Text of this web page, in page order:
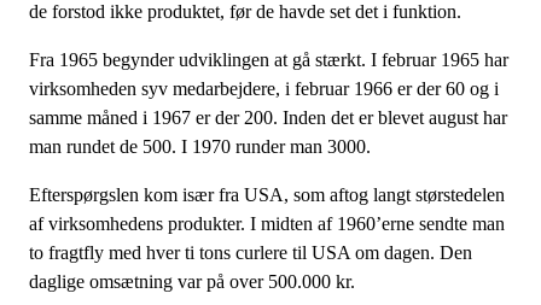
de forstod ikke produktet, før de havde set det i funktion.
Fra 1965 begynder udviklingen at gå stærkt. I februar 1965 har
virksomheden syv medarbejdere, i februar 1966 er der 60 og i
samme måned i 1967 er der 200. Inden det er blevet august har
man rundet de 500. I 1970 runder man 3000.
Efterspørgslen kom især fra USA, som aftog langt størstedelen
af virksomhedens produkter. I midten af 1960’erne sendte man
to fragtfly med hver ti tons curlere til USA om dagen. Den
daglige omsætning var på over 500.000 kr.